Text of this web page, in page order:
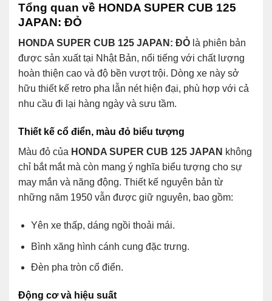
Tổng quan về HONDA SUPER CUB 125
JAPAN: ĐỎ
HONDA SUPER CUB 125 JAPAN: ĐỎ là phiên bản
được sản xuất tại Nhật Bản, nổi tiếng với chất lượng
hoàn thiện cao và độ bền vượt trội. Dòng xe này sở
hữu thiết kế retro pha lẫn nét hiện đại, phù hợp với cả
nhu cầu đi lại hàng ngày và sưu tầm.
Thiết kế cổ điển, màu đỏ biểu tượng
Màu đỏ của HONDA SUPER CUB 125 JAPAN không
chỉ bắt mắt mà còn mang ý nghĩa biểu tượng cho sự
may mắn và năng động. Thiết kế nguyên bản từ
những năm 1950 vẫn được giữ nguyên, bao gồm:
Yên xe thấp, dáng ngồi thoải mái.
Bình xăng hình cánh cung đặc trưng.
Đèn pha tròn cổ điển.
Động cơ và hiệu suất